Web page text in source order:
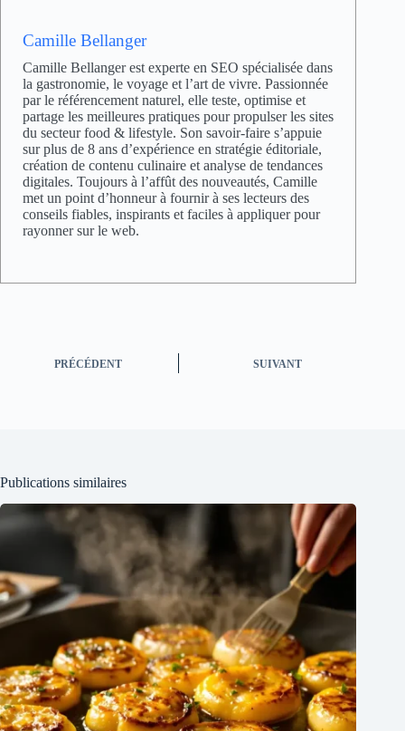
Camille Bellanger
Camille Bellanger est experte en SEO spécialisée dans
la gastronomie, le voyage et l’art de vivre. Passionnée
par le référencement naturel, elle teste, optimise et
partage les meilleures pratiques pour propulser les sites
du secteur food & lifestyle. Son savoir-faire s’appuie
sur plus de 8 ans d’expérience en stratégie éditoriale,
création de contenu culinaire et analyse de tendances
digitales. Toujours à l’affût des nouveautés, Camille
met un point d’honneur à fournir à ses lecteurs des
conseils fiables, inspirants et faciles à appliquer pour
rayonner sur le web.
PRÉCÉDENT SUIVANT
Publications similaires